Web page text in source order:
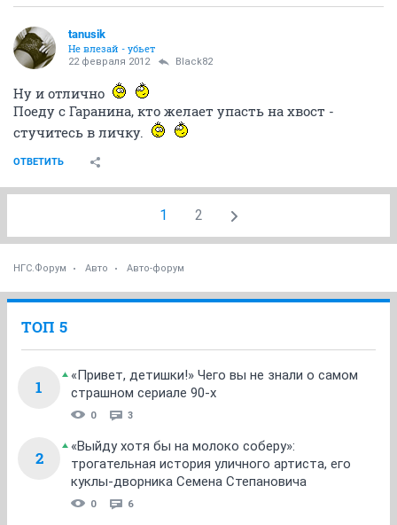
tanusik
Не влезай - убьет
22 февраля 2012 Black82
Ну и отлично
Поеду с Гаранина, кто желает упасть на хвост -
стучитесь в личку.
ОТВЕТИТЬ
1 2
НГС.Форум Авто Авто-форум
ТОП 5
1
«Привет, детишки!» Чего вы не знали о самом
страшном сериале 90-х
0 3
2
«Выйду хотя бы на молоко соберу»:
трогательная история уличного артиста, его
куклы-дворника Семена Степановича
0 6